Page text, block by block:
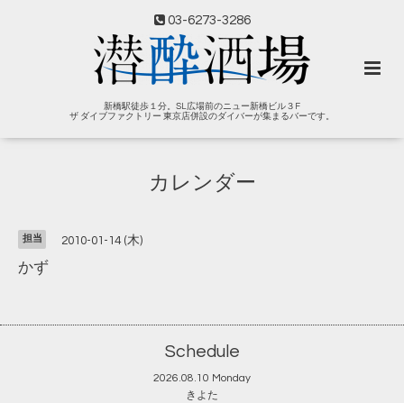
03-6273-3286
新橋駅徒歩１分。SL広場前のニュー新橋ビル３F
ザ ダイブファクトリー 東京店併設のダイバーが集まるバーです。
カレンダー
担当 2010-01-14 (木)
かず
Schedule
2026.08.10 Monday
きよた